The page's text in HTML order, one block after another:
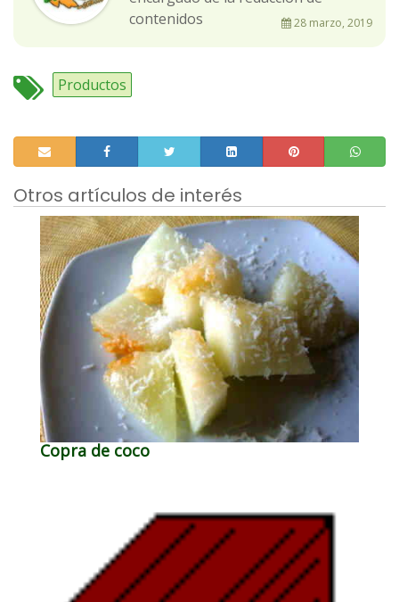
contenidos
28 marzo, 2019
Productos
Otros artículos de interés
Copra de coco